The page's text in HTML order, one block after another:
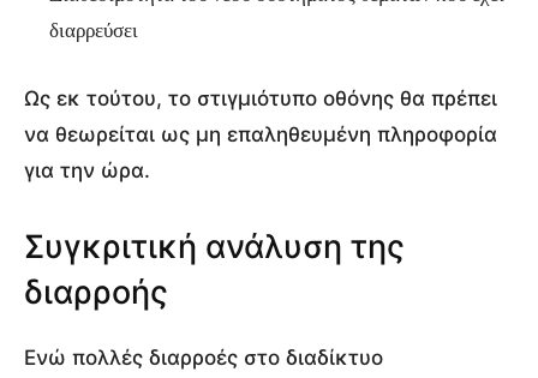
διαρρεύσει
Ως εκ τούτου, το στιγμιότυπο οθόνης θα πρέπει
να θεωρείται ως μη επαληθευμένη πληροφορία
για την ώρα.
Συγκριτική ανάλυση της
διαρροής
Ενώ πολλές διαρροές στο διαδίκτυο